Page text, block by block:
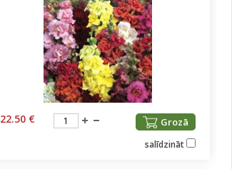
22.50 € Grozā
salīdzināt